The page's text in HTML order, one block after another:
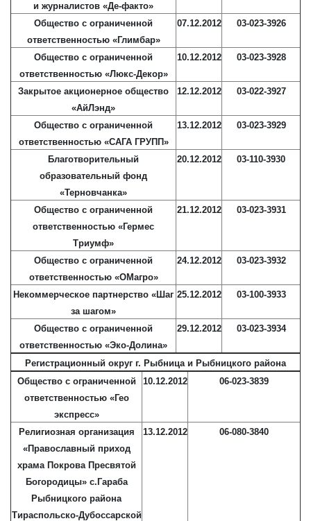
и журналистов «Де-факто»
Общество с ограниченной
ответственностью «Глимбар»
07.12.2012 03-023-3926
Общество с ограниченной
ответственностью «Люкс-Декор»
10.12.2012 03-023-3928
Закрытое акционерное общество
«АйЛэнд»
12.12.2012 03-022-3927
Общество с ограниченной
ответственностью «САГА ГРУПП»
13.12.2012 03-023-3929
Благотворительный
образовательный фонд
«Терновчанка»
20.12.2012 03-110-3930
Общество с ограниченной
ответственностью «Гермес
Триумф»
21.12.2012 03-023-3931
Общество с ограниченной
ответственностью «ОМагро»
24.12.2012 03-023-3932
Некоммерческое партнерство «Шаг
за шагом»
25.12.2012 03-100-3933
Общество с ограниченной
ответственностью «Эко-Долина»
29.12.2012 03-023-3934
Регистрационный округ г. Рыбница и Рыбницкого района
Общество с ограниченной
ответственностью «Гео
экспресс»
10.12.2012 06-023-3839
Религиозная организация
«Православный приход
храма Покрова Пресвятой
Богородицы» с.Гараба
Рыбницкого района
Тираспольско-Дубоссарской
13.12.2012 06-080-3840